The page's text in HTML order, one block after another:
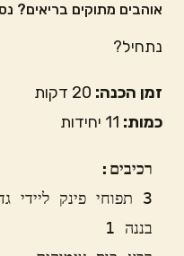
אוהבים מתוקים בריאים?
נתחיל?
זמן הכנה:
כמות: